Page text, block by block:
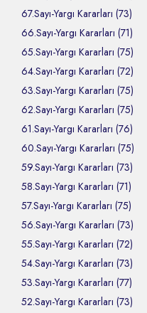
67.Sayı-Yargı Kararları (73)
66.Sayı-Yargı Kararları (71)
65.Sayı-Yargı Kararları (75)
64.Sayı-Yargı Kararları (72)
63.Sayı-Yargı Kararları (75)
62.Sayı-Yargı Kararları (75)
61.Sayı-Yargı Kararları (76)
60.Sayı-Yargı Kararları (75)
59.Sayı-Yargı Kararları (73)
58.Sayı-Yargı Kararları (71)
57.Sayı-Yargı Kararları (75)
56.Sayı-Yargı Kararları (73)
55.Sayı-Yargı Kararları (72)
54.Sayı-Yargı Kararları (73)
53.Sayı-Yargı Kararları (77)
52.Sayı-Yargı Kararları (73)